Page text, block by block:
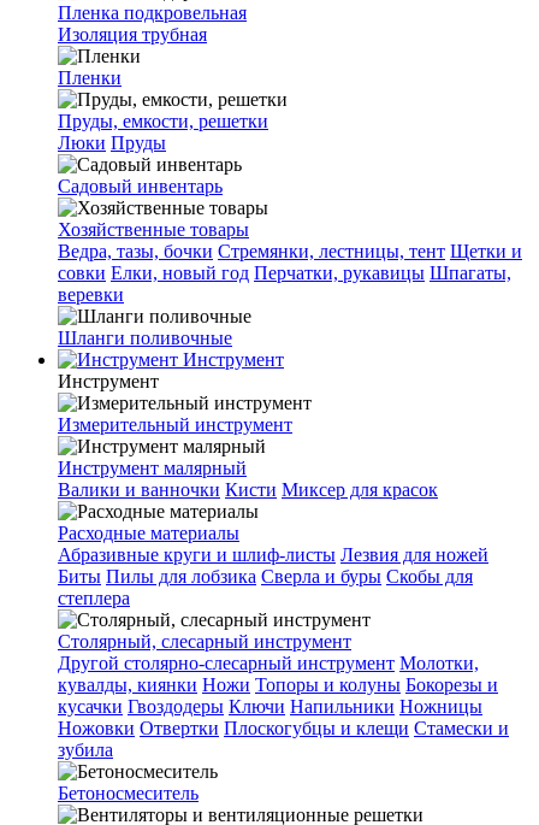
Пленка подкровельная
Изоляция трубная
Пленки
Пруды, емкости, решетки
Люки Пруды
Садовый инвентарь
Хозяйственные товары
Ведра, тазы, бочки Стремянки, лестницы, тент Щетки и
совки Елки, новый год Перчатки, рукавицы Шпагаты,
веревки
Шланги поливочные
Инструмент
Инструмент
Измерительный инструмент
Инструмент малярный
Валики и ванночки Кисти Миксер для красок
Расходные материалы
Абразивные круги и шлиф-листы Лезвия для ножей
Биты Пилы для лобзика Сверла и буры Скобы для
степлера
Столярный, слесарный инструмент
Другой столярно-слесарный инструмент Молотки,
кувалды, киянки Ножи Топоры и колуны Бокорезы и
кусачки Гвоздодеры Ключи Напильники Ножницы
Ножовки Отвертки Плоскогубцы и клещи Стамески и
зубила
Бетоносмеситель